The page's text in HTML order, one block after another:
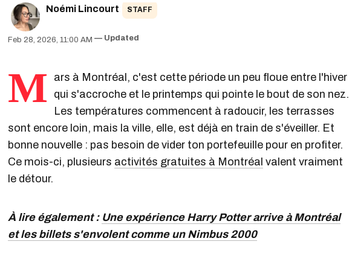
Noémi Lincourt STAFF
Feb 28, 2026, 11:00 AM Updated
M
ars à Montréal, c'est cette période un peu floue entre l'hiver
qui s'accroche et le printemps qui pointe le bout de son nez.
Les températures commencent à radoucir, les terrasses
sont encore loin, mais la ville, elle, est déjà en train de s'éveiller. Et
bonne nouvelle : pas besoin de vider ton portefeuille pour en profiter.
Ce mois-ci, plusieurs activités gratuites à Montréal valent vraiment
le détour.
À lire également : Une expérience Harry Potter arrive à Montréal
et les billets s'envolent comme un Nimbus 2000